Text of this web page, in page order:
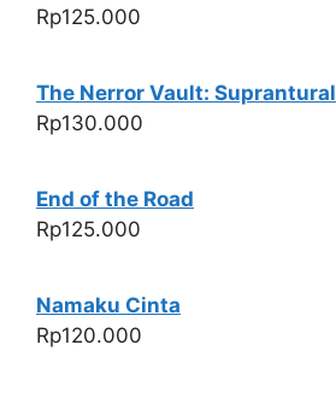
Rp125.000
The Nerror Vault: Suprantural
Rp130.000
End of the Road
Rp125.000
Namaku Cinta
Rp120.000